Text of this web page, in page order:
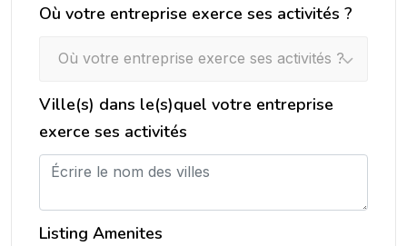
Où votre entreprise exerce ses activités ?
Où votre entreprise exerce ses activités ?
Ville(s) dans le(s)quel votre entreprise
exerce ses activités
Listing Amenites